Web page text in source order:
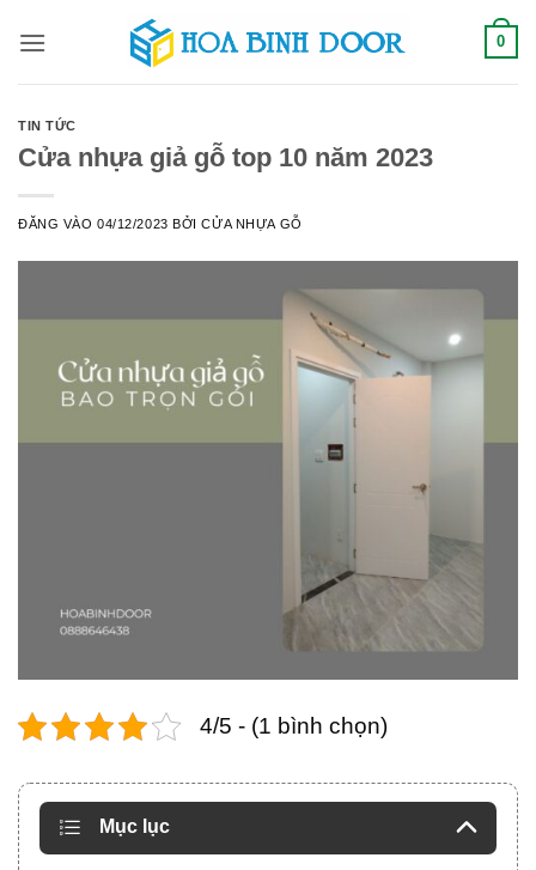
qua
0
TIN TỨC
Cửa nhựa giả gỗ top 10 năm 2023
ĐĂNG VÀO04/12/2023 BỞICỬA NHỰA GỖ
4/5 - (1 bình chọn)
Mục lục